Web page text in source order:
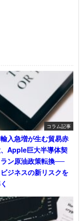
コラム記事
入急増が生む貿易赤
Apple巨大半導体契
ン原油政策転換──
ジネスの新リスクを